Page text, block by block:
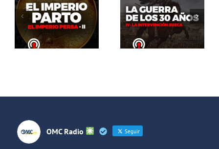
guerra de
los 30 años:
La
intervención
El Abrazo
del Oso.
Dinosaurios
Live Stream
OMC Radio Seguir